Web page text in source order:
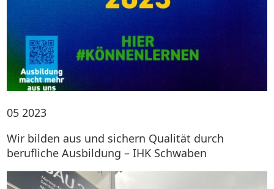
05 2023
Wir bilden aus und sichern Qualität durch
berufliche Ausbildung – IHK Schwaben